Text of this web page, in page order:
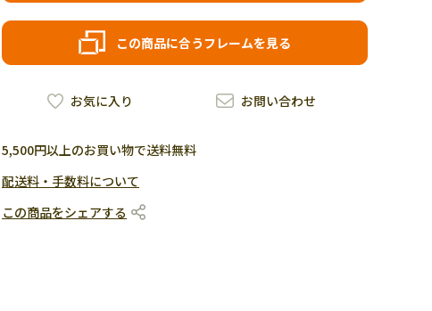
この商品に合うフレームを見る
お問い合わせ
お気に入り
5,500円以上のお買い物で送料無料
配送料・手数料について
この商品をシェアする